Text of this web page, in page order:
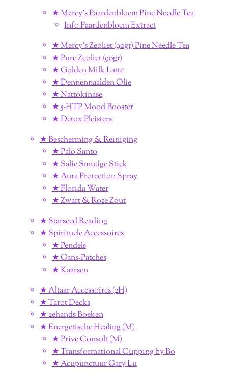
★ Mercy's Paardenbloem Pine Needle Tea
Info Paardenbloem Extract
★ Mercy's Zeoliet (90gr) Pine Needle Tea
★ Pure Zeoliet (90gr)
★ Golden Milk Latte
★ Dennennaalden Olie
★ Nattokinase
★ 5-HTP Mood Booster
★ Detox Pleisters
★ Bescherming & Reiniging
★ Palo Santo
★ Salie Smudge Stick
★ Aura Protection Spray
★ Florida Water
★ Zwart & Roze Zout
★ Starseed Reading
★ Spirituele Accessoires
★ Pendels
★ Gans-Patches
★ Kaarsen
★ Altaar Accessoires (2H)
★ Tarot Decks
★ 2ehands Boeken
★ Energetische Healing (M)
★ Prive Consult (M)
★ Transformational Cupping by Bo
★ Acupunctuur Gary Lu